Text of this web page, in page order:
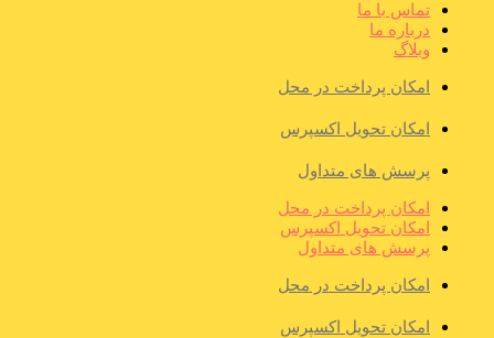
تماس با ما
درباره ما
وبلاگ
امکان پرداخت در محل
امکان تحویل اکسپرس
پرسش های متداول
امکان پرداخت در محل
امکان تحویل اکسپرس
پرسش های متداول
امکان پرداخت در محل
امکان تحویل اکسپرس